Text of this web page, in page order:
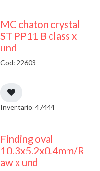
MC chaton crystal
ST PP11 B class x
und
Cod: 22603
Inventario: 47444
Finding oval
10.3x5.2x0.4mm/R
aw x und